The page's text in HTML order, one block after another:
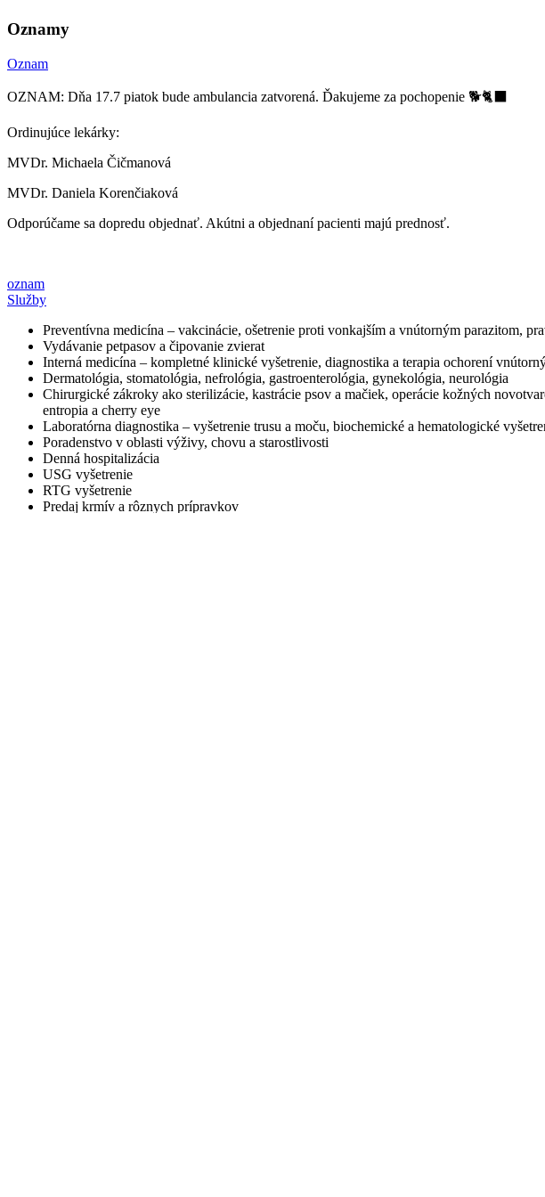
Oznamy
Oznam
OZNAM: Dňa 17.7 piatok bude ambulancia zatvorená. Ďakujeme za pochopenie 🐕🐈‍⬛
Ordinujúce lekárky:
MVDr. Michaela Čičmanová
MVDr. Daniela Korenčiaková
Odporúčame sa dopredu objednať. Akútni a objednaní pacienti majú prednosť.
oznam
Služby
Preventívna medicína – vakcinácie, ošetrenie proti vonkajším a vnútorným parazitom,
Vydávanie petpasov a čipovanie zvierat
Interná medicína – kompletné klinické vyšetrenie, diagnostika a terapia ochorení
Dermatológia, stomatológia, nefrológia, gastroenterológia, gynekológia, neurológia
Chirurgické zákroky ako sterilizácie, kastrácie psov a mačiek, operácie kožných
entropia a cherry eye
Laboratórna diagnostika – vyšetrenie trusu a moču, biochemické a hematologické
Poradenstvo v oblasti výživy, chovu a starostlivosti
Denná hospitalizácia
USG vyšetrenie
RTG vyšetrenie
Predaj krmív a rôznych prípravkov